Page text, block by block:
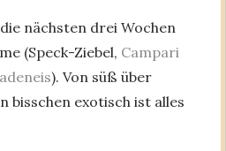
nächsten drei Wochen
(Speck-Ziebel, Campari
). Von süß über
bisschen exotisch ist alles